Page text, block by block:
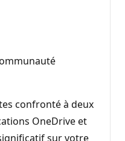
confronté à deux
OneDrive et
sur votre